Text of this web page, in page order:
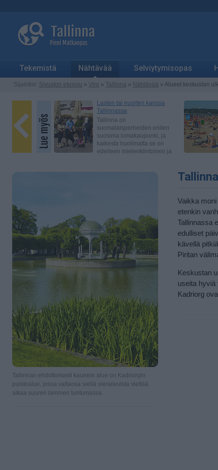
Tekemistä Nähtävää Selviytymisopas
Sijaintisi: Sivuston etusivu » Viro » Tallinna » Nähtävää » Alueet keskustan
Tallinnan ehdottomasti kaunein alue on Kadriorgin
puistoalue, jossa valtaosa siellä vierailevista viettää
aikaa suuren lammen tuntumassa.
Vaikka
etenkin
Tallinnassa
edulliset
kävellä
Piritan
Keskustan
useita
Kadriorg